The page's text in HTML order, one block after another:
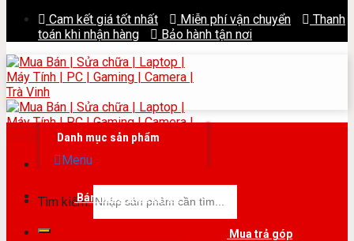
Cam kết giá tốt nhất Miễn phí vận chuyển
Thanh
toán khi nhận hàng
Bảo hành tận nơi
Tìm kiếm:
Danh mục sản phẩm
Menu
Bán hàng trực tuyến
Mua trả góp